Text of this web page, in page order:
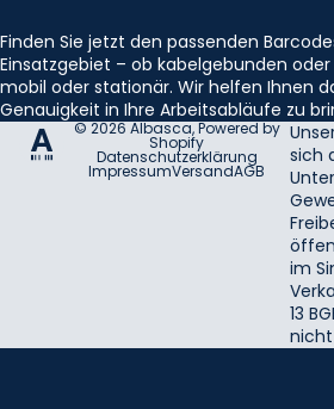
Finden Sie jetzt den passenden
Einsatzgebiet – ob kabelgebunden oder
mobil oder stationär. Wir helfen Ihnen
Genauigkeit in Ihre Arbeitsabläufe zu
© 2026Albasca, Powered by
Shopify
Datenschutzerklärung
ImpressumVersandAGB
sich
im
13